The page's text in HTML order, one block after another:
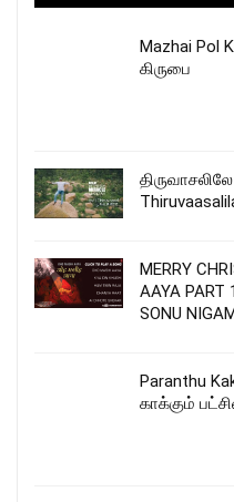
Mazhai Pol
கிருபை
MERRY
AAYA PART
SONU
Paranthu
காக்கும்